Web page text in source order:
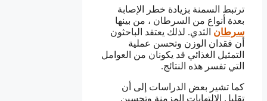
ترتبط السمنة بزيادة خطر الإصابة
بعدة أنواع من السرطان ، من بينها
سرطان الثدي. لذلك يعتقد الباحثون
أن فقدان الوزن وتحسن عملية
التمثيل الغذائي قد يكونان من العوامل
التي تفسر هذه النتائج.
كما تشير بعض الدراسات إلى أن
تقليل الالتهابات المزمنة وتحسين